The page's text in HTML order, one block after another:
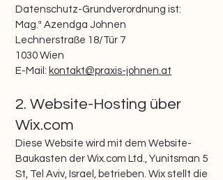
Datenschutz-Grundverordnung ist:
Mag.ª Azendga Johnen
Lechnerstraße 18/Tür 7
1030 Wien
E-Mail: kontakt@praxis-johnen.at
2. Website-Hosting über
Wix.com
Diese Website wird mit dem Website-
Baukasten der Wix.com Ltd., Yunitsman 5
St, Tel Aviv, Israel, betrieben. Wix stellt die